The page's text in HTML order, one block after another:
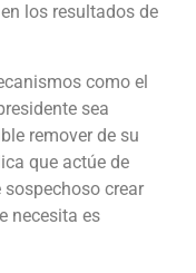
los resultados de
como el
sea
remover de su
que actúe de
crear
necesita es